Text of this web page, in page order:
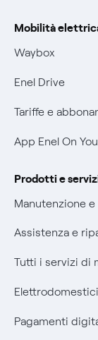
Mobilità Elettrica
Phishing e truffe
Verifica chi ti ha
Agevolazione
Mobilità
Waybox
Enel Drive
Tariffe e
App Enel On
Prodotti e
Manutenzione
Assistenza e
Tutti i servizi di
Elettrodomestici
Pagamenti